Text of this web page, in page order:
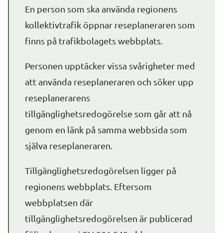
En person som ska använda regionens
kollektivtrafik öppnar reseplaneraren som
finns på trafikbolagets webbplats.
Personen upptäcker vissa svårigheter med
att använda reseplaneraren och söker upp
reseplanerarens
tillgänglighetsredogörelse som går att nå
genom en länk på samma webbsida som
själva reseplaneraren.
Tillgänglighetsredogörelsen ligger på
regionens webbplats. Eftersom
webbplatsen där
tillgänglighetsredogörelsen är publicerad